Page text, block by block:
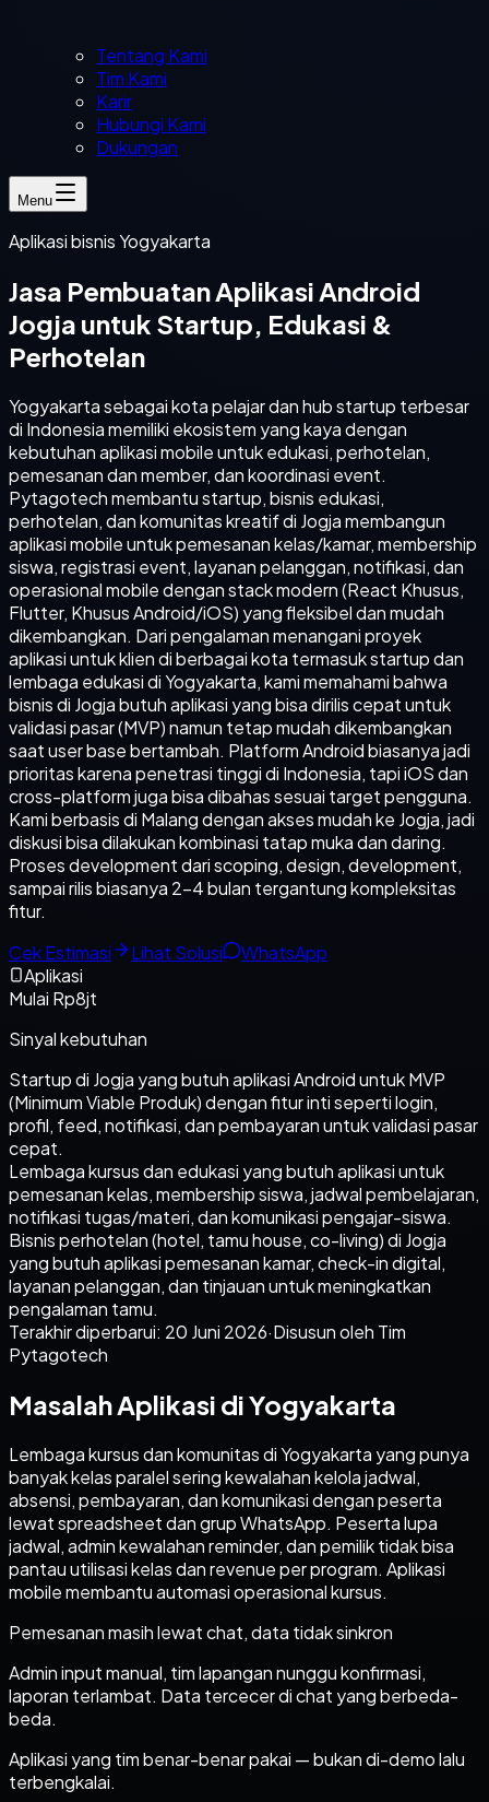
Tentang Kami
Tim Kami
Karir
Hubungi Kami
Dukungan
Menu
Aplikasi bisnis Yogyakarta
Jasa Pembuatan Aplikasi Android
Jogja untuk Startup, Edukasi &
Perhotelan
Yogyakarta sebagai kota pelajar dan hub startup terbesar
di Indonesia memiliki ekosistem yang kaya dengan
kebutuhan aplikasi mobile untuk edukasi, perhotelan,
pemesanan dan member, dan koordinasi event.
Pytagotech membantu startup, bisnis edukasi,
perhotelan, dan komunitas kreatif di Jogja membangun
aplikasi mobile untuk pemesanan kelas/kamar, membership
siswa, registrasi event, layanan pelanggan, notifikasi, dan
operasional mobile dengan stack modern (React Khusus,
Flutter, Khusus Android/iOS) yang fleksibel dan mudah
dikembangkan. Dari pengalaman menangani proyek
aplikasi untuk klien di berbagai kota termasuk startup dan
lembaga edukasi di Yogyakarta, kami memahami bahwa
bisnis di Jogja butuh aplikasi yang bisa dirilis cepat untuk
validasi pasar (MVP) namun tetap mudah dikembangkan
saat user base bertambah. Platform Android biasanya jadi
prioritas karena penetrasi tinggi di Indonesia, tapi iOS dan
cross-platform juga bisa dibahas sesuai target pengguna.
Kami berbasis di Malang dengan akses mudah ke Jogja, jadi
diskusi bisa dilakukan kombinasi tatap muka dan daring.
Proses development dari scoping, design, development,
sampai rilis biasanya 2-4 bulan tergantung kompleksitas
fitur.
Cek Estimasi
Lihat Solusi
WhatsApp
Aplikasi
Mulai Rp8jt
Sinyal kebutuhan
Startup di Jogja yang butuh aplikasi Android untuk MVP
(Minimum Viable Produk) dengan fitur inti seperti login,
profil, feed, notifikasi, dan pembayaran untuk validasi pasar
cepat.
Lembaga kursus dan edukasi yang butuh aplikasi untuk
pemesanan kelas, membership siswa, jadwal pembelajaran,
notifikasi tugas/materi, dan komunikasi pengajar-siswa.
Bisnis perhotelan (hotel, tamu house, co-living) di Jogja
yang butuh aplikasi pemesanan kamar, check-in digital,
layanan pelanggan, dan tinjauan untuk meningkatkan
pengalaman tamu.
Terakhir diperbarui: 20 Juni 2026·Disusun oleh Tim
Pytagotech
Masalah Aplikasi di Yogyakarta
Lembaga kursus dan komunitas di Yogyakarta yang punya
banyak kelas paralel sering kewalahan kelola jadwal,
absensi, pembayaran, dan komunikasi dengan peserta
lewat spreadsheet dan grup WhatsApp. Peserta lupa
jadwal, admin kewalahan reminder, dan pemilik tidak bisa
pantau utilisasi kelas dan revenue per program. Aplikasi
mobile membantu automasi operasional kursus.
Pemesanan masih lewat chat, data tidak sinkron
Admin input manual, tim lapangan nunggu konfirmasi,
laporan terlambat. Data tercecer di chat yang berbeda-
beda.
Aplikasi yang tim benar-benar pakai — bukan di-demo lalu
terbengkalai.